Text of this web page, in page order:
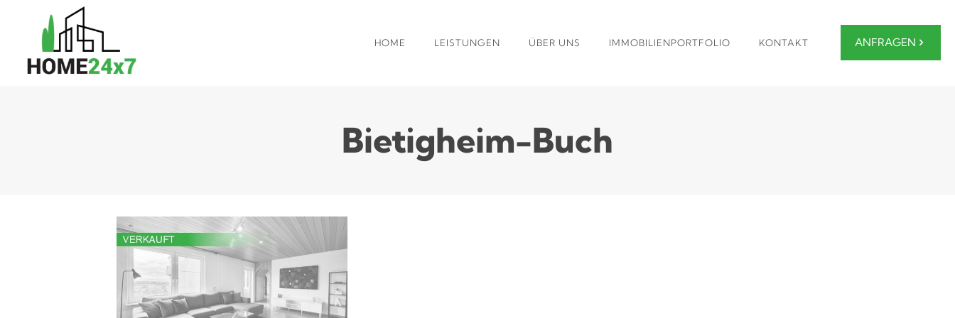
HOME LEISTUNGEN ÜBER UNS IMMOBILIENPORTFOLIO KONTAKT ANFRAGEN
Bietigheim-Buch